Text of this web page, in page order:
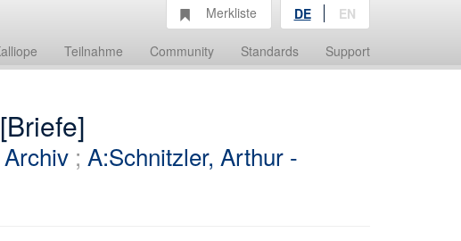
Teilnahme Community Standards Support
Merkliste DE EN
; A:Schnitzler, Arthur -